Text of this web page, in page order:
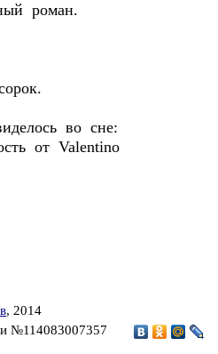
роман.
во сне:
от Valentino
, 2014
№114083007357